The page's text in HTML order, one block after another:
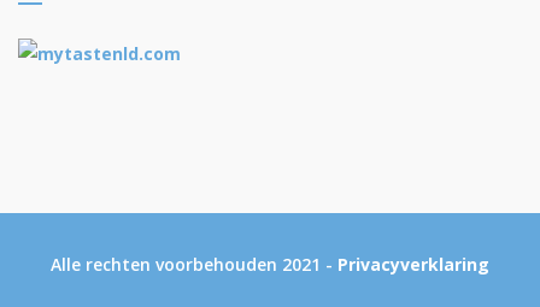
Alle rechten voorbehouden 2021 - Privacyverklaring